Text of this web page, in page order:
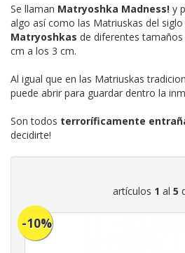
Se llaman Matryoshka Madness! y
algo así como las Matriuskas del
Matryoshkas de diferentes
cm a los 3 cm.
Al igual que en las Matriuskas
puede abrir para guardar dentro la
Son todos terroríficamente
decidirte!
artículos 1 al 5
-10%